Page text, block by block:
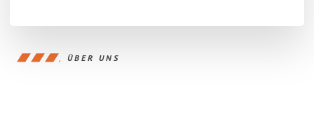
ÜBER UNS